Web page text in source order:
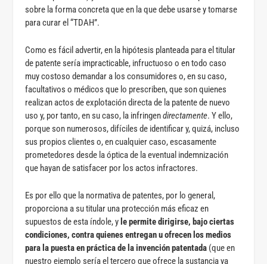
sobre la forma concreta que en la que debe usarse y tomarse
para curar el “TDAH”.
Como es fácil advertir, en la hipótesis planteada para el titular
de patente sería impracticable, infructuoso o en todo caso
muy costoso demandar a los consumidores o, en su caso,
facultativos o médicos que lo prescriben, que son quienes
realizan actos de explotación directa de la patente de nuevo
uso y, por tanto, en su caso, la infringendirectamente. Y ello,
porque son numerosos, difíciles de identificar y, quizá, incluso
sus propios clientes o, en cualquier caso, escasamente
prometedores desde la óptica de la eventual indemnización
que hayan de satisfacer por los actos infractores.
Es por ello que la normativa de patentes, por lo general,
proporciona a su titular una protección más eficaz en
supuestos de esta índole, y le permite dirigirse, bajo ciertas
condiciones, contra quienes entregan u ofrecen los medios
para la puesta en práctica de la invención patentada (que en
nuestro ejemplo sería el tercero que ofrece la sustancia ya